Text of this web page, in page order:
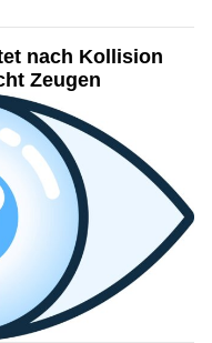
nach Kollision
Zeugen